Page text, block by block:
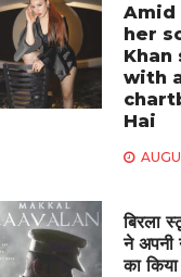
Amid
her
Khan
with
Hai
बिरला
ने अपनी
का